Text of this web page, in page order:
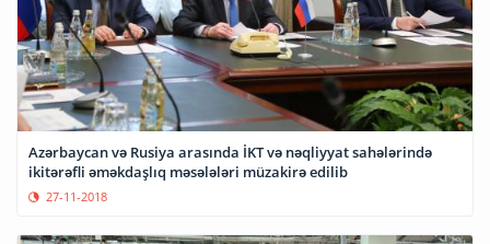
Azərbaycan və Rusiya arasında İKT və nəqliyyat sahələrində
ikitərəfli əməkdaşlıq məsələləri müzakirə edilib
27-11-2018